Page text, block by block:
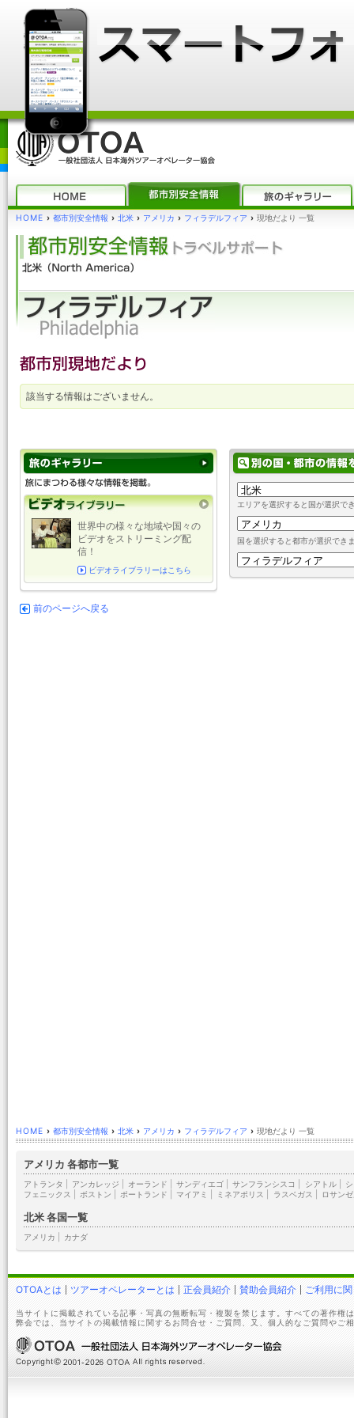
HOME › 都市別安全情報 › 北米 › アメリカ › フィラデルフィア › 現地だより 一覧
該当する情報はございません。
エリアを選択すると国が選択で
国を選択すると都市が選択でき
世界中の様々な地域や国々の
ビデオをストリーミング配
信！
ビデオライブラリーはこちら
前のページへ戻る
HOME › 都市別安全情報 › 北米 › アメリカ › フィラデルフィア › 現地だより 一覧
アメリカ 各都市一覧
アトランタ アンカレッジ オーランド サンディエゴ サンフランシスコ シアトル|
フェニックス
ボストン ポートランド マイアミ ミネアポリス ラスベガス ロサン
北米 各国一覧
アメリカ カナダ
OTOAとは ツアーオペレーターとは 正会員紹介 賛助会員紹介 ご利用に
当サイトに掲載されている記事・写真の無断転写・複製を禁じます。すべての著作権
弊会では、当サイトの掲載情報に関するお問合せ・ご質問、又、個人的なご質問やご